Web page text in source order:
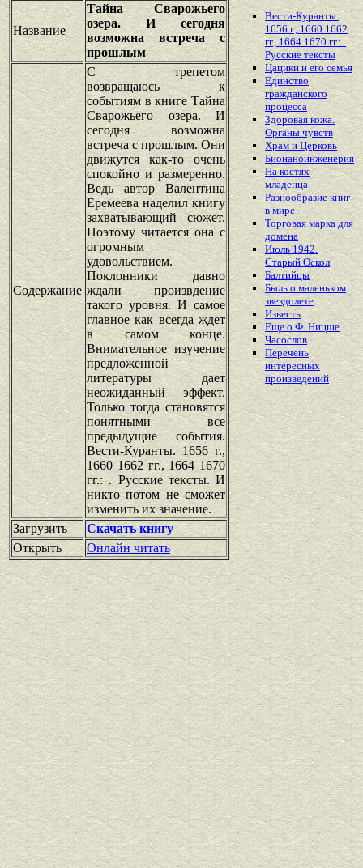
Название
Тайна Сварожьего
озера. И сегодня
возможна встреча с
прошлым
Содержание
С трепетом
возвращаюсь к
событиям в книге Тайна
Сварожьего озера. И
сегодня возможна
встреча с прошлым. Они
движутся как-то очень
спокойно и размеренно.
Ведь автор Валентина
Еремеева наделил книгу
захватывающий сюжет.
Поэтому читается она с
огромным
удовольствием.
Поклонники давно
ждали произвдение
такого уровня. И самое
главное как всегда ждет
в самом конце.
Внимательное изучение
предложенной
литературы дает
неожиданный эффект.
Только тогда становятся
понятными все
предыдущие события.
Вести-Куранты. 1656 г.,
1660 1662 гг., 1664 1670
гг.: . Русские тексты. И
никто потом не сможет
изменить их значение.
Загрузить
Скачать книгу
Открыть
Онлайн читать
Вести-Куранты.
1656 г., 1660 1662
гг., 1664 1670 гг.: .
Русские тексты
Цацики и его семья
Единство
гражданского
процесса
Здоровая кожа.
Органы чувств
Храм и Церковь
Бионаноинженерия
На костях
младенца
Разнообразие книг
в мире
Торговая марка для
домена
Июль 1942.
Старый Оскол
Балтийцы
Быль о маленьком
звездолете
Известь
Еще о Ф. Ницше
Часослов
Перечень
интересных
произведений